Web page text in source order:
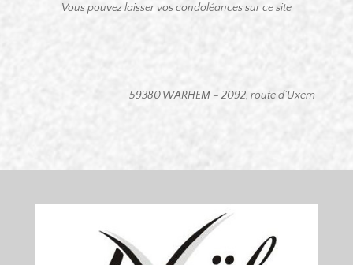
Vous pouvez laisser vos condoléances sur ce site
59380 WARHEM – 2092, route d’Uxem